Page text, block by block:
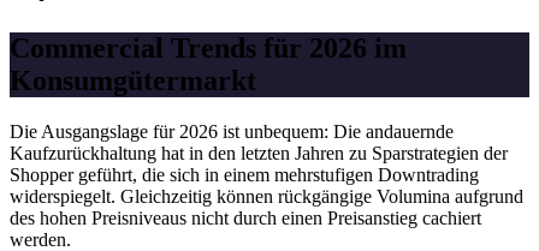
Commercial Trends für 2026 im
Konsumgütermarkt
Die Ausgangslage für 2026 ist unbequem: Die andauernde
Kaufzurückhaltung hat in den letzten Jahren zu Sparstrategien der
Shopper geführt, die sich in einem mehrstufigen Downtrading
widerspiegelt. Gleichzeitig können rückgängige Volumina aufgrund
des hohen Preisniveaus nicht durch einen Preisanstieg cachiert
werden.